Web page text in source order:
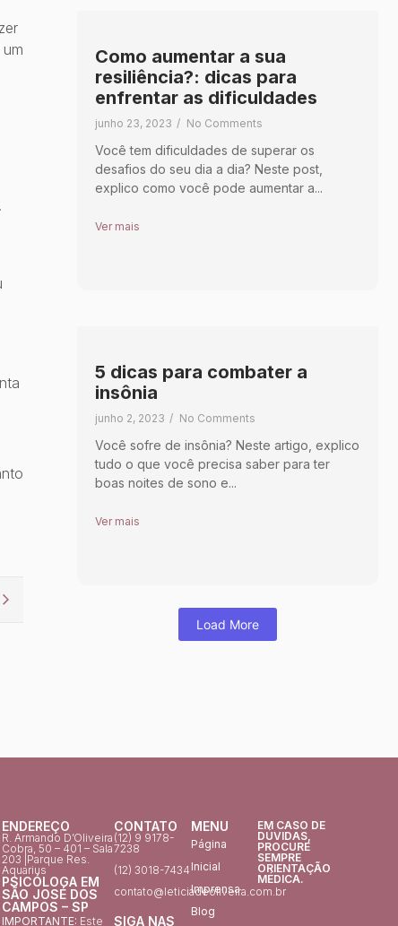
.
Como aumentar a sua
resiliência?: dicas para
enfrentar as dificuldades
junho 23, 2023 / No Comments
Você tem dificuldades de superar os
desafios do seu dia a dia? Neste post,
explico como você pode aumentar a...
Ver mais
5 dicas para combater a
insônia
junho 2, 2023 / No Comments
Você sofre de insônia? Neste artigo, explico
tudo o que você precisa saber para ter
boas noites de sono e...
Ver mais
Load More
ENDEREÇO
R. Armando D’Oliveira
Cobra, 50 – 401 – Sala
203 |Parque Res.
Aquarius
PSICÓLOGA EM
SÃO JOSÉ DOS
CAMPOS – SP
IMPORTANTE: Este
CONTATO
(12) 9 9178-
7238
(12) 3018-7434
contato@leticiadeoliveira.com.br
SIGA NAS
MENU
Página
Inicial
Imprensa
Blog
EM CASO DE
DÚVIDAS,
PROCURE
SEMPRE
ORIENTAÇÃO
MÉDICA.